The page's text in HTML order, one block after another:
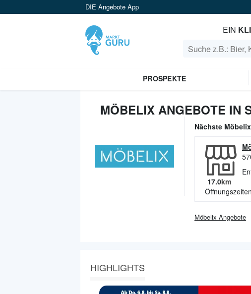
DIE Angebote App
EIN
PROSPEKTE
MÖBELIX ANGEBOTE IN
Nächste Möbelix
17.0km
Möbelix Angebote
HIGHLIGHTS